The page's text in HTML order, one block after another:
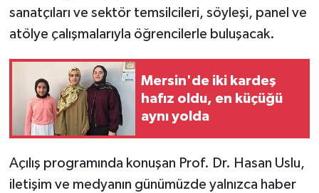
sanatçıları ve sektör temsilcileri, söyleşi, panel ve
atölye çalışmalarıyla öğrencilerle buluşacak.
Mersin'de iki kardeş
hafız oldu, en küçüğü
aynı yolda
Açılış programında konuşan Prof. Dr. Hasan Uslu,
iletişim ve medyanın günümüzde yalnızca haber